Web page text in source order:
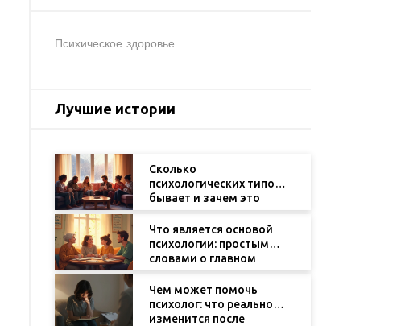
Психическое здоровье
Лучшие истории
Сколько
психологических типов
бывает и зачем это
знать
Что является основой
психологии: простыми
словами о главном
Чем может помочь
психолог: что реально
изменится после